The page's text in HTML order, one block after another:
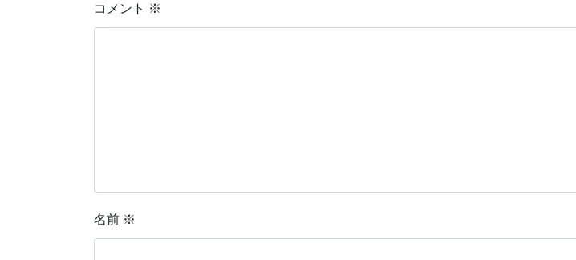
コメント ※
名前 ※